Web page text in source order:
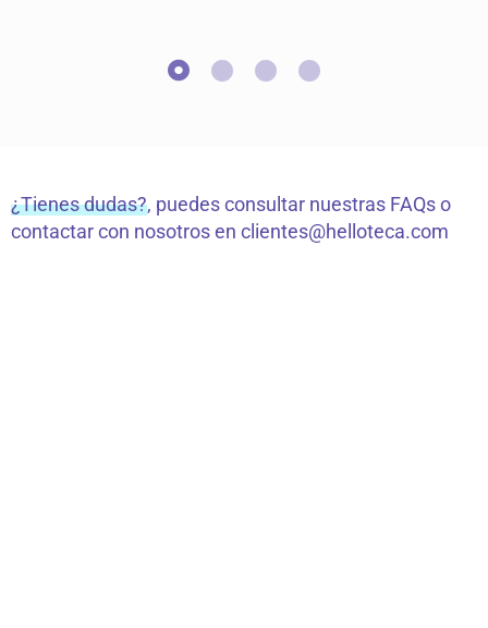
¿Tienes dudas?, puedes consultar nuestras FAQs o
contactar con nosotros en clientes@helloteca.com